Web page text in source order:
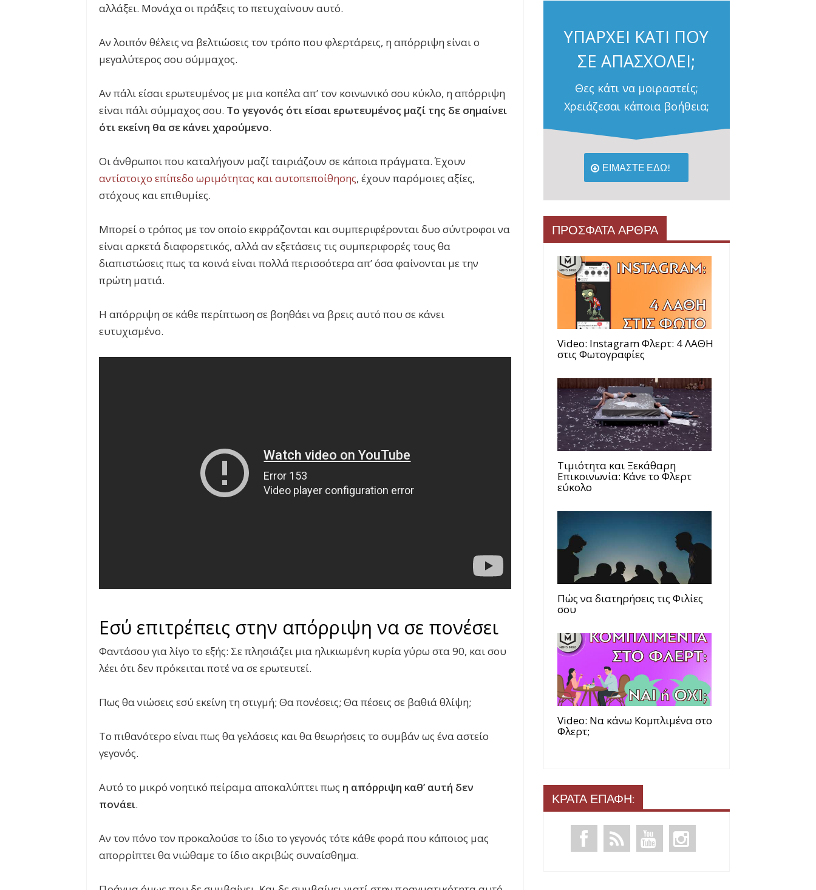
αλλάξει. Μονάχα οι πράξεις το πετυχαίνουν αυτό.
Αν λοιπόν θέλεις να βελτιώσεις τον τρόπο που φλερτάρεις, η απόρριψη είναι ο
μεγαλύτερος σου σύμμαχος.
Αν πάλι είσαι ερωτευμένος με μια κοπέλα απ’ τον κοινωνικό σου κύκλο, η απόρριψη
είναι πάλι σύμμαχος σου. Το γεγονός ότι είσαι ερωτευμένος μαζί της δε σημαίνει
ότι εκείνη θα σε κάνει χαρούμενο.
Οι άνθρωποι που καταλήγουν μαζί ταιριάζουν σε κάποια πράγματα. Έχουν
αντίστοιχο επίπεδο ωριμότητας και αυτοπεποίθησης, έχουν παρόμοιες αξίες,
στόχους και επιθυμίες.
Μπορεί ο τρόπος με τον οποίο εκφράζονται και συμπεριφέρονται δυο σύντροφοι να
είναι αρκετά διαφορετικός, αλλά αν εξετάσεις τις συμπεριφορές τους θα
διαπιστώσεις πως τα κοινά είναι πολλά περισσότερα απ’ όσα φαίνονται με την
πρώτη ματιά.
Η απόρριψη σε κάθε περίπτωση σε βοηθάει να βρεις αυτό που σε κάνει
ευτυχισμένο.
Εσύ επιτρέπεις στην απόρριψη να σε πονέσει
Φαντάσου για λίγο το εξής: Σε πλησιάζει μια ηλικιωμένη κυρία γύρω στα 90, και σου
λέει ότι δεν πρόκειται ποτέ να σε ερωτευτεί.
Πως θα νιώσεις εσύ εκείνη τη στιγμή; Θα πονέσεις; Θα πέσεις σε βαθιά θλίψη;
Το πιθανότερο είναι πως θα γελάσεις και θα θεωρήσεις το συμβάν ως ένα αστείο
γεγονός.
Αυτό το μικρό νοητικό πείραμα αποκαλύπτει πως η απόρριψη καθ’ αυτή δεν
πονάει.
Αν τον πόνο τον προκαλούσε το ίδιο το γεγονός τότε κάθε φορά που κάποιος μας
απορρίπτει θα νιώθαμε το ίδιο ακριβώς συναίσθημα.
ΥΠΑΡΧΕΙ ΚΑΤΙ ΠΟΥ
ΣΕ ΑΠΑΣΧΟΛΕΙ;
Θες κάτι να μοιραστείς;
Χρειάζεσαι κάποια βοήθεια;
ΕΙΜΑΣΤΕ ΕΔΩ!
ΠΡΟΣΦΑΤΑ ΑΡΘΡΑ
Video: Instagram Φλερτ: 4 ΛΑΘΗ
στις Φωτογραφίες
Τιμιότητα και Ξεκάθαρη
Επικοινωνία: Κάνε το Φλερτ
εύκολο
Πώς να διατηρήσεις τις Φιλίες
σου
Video: Να κάνω Κομπλιμένα στο
Φλερτ;
ΚΡΑΤΑ ΕΠΑΦΗ: